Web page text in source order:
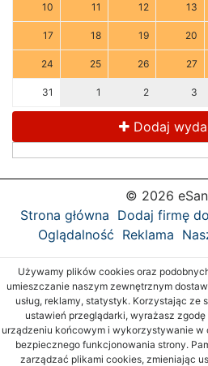
10 11 12 13
17 18 19 20
24 25 26 27
31 1 2 3
Dodaj
© 2026
Strona główna Dodaj firmę
Oglądalność Reklama
Używamy plików cookies oraz
umieszczanie naszym zewnętrznym
usług, reklamy, statystyk. Korzystając ze
ustawień przeglądarki, wyrażasz
urządzeniu końcowym i wykorzystywanie w
bezpiecznego funkcjonowania strony.
zarządzać plikami cookies, zmieniając